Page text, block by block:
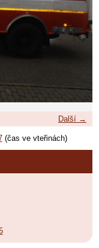
Další →
(čas ve vteřinách)